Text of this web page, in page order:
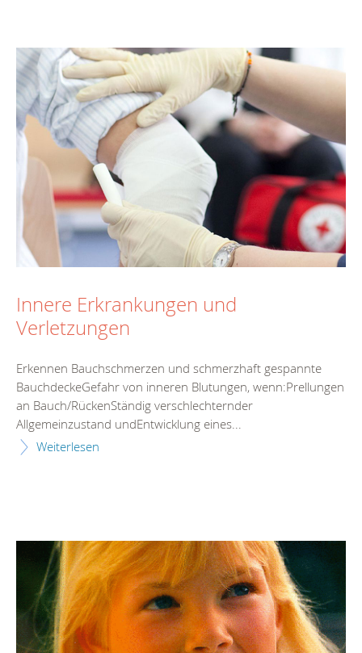
Innere Erkrankungen und
Verletzungen
Erkennen Bauchschmerzen und schmerzhaft gespannte
BauchdeckeGefahr von inneren Blutungen, wenn:Prellungen
an Bauch/RückenStändig verschlechternder
Allgemeinzustand undEntwicklung eines...
Weiterlesen